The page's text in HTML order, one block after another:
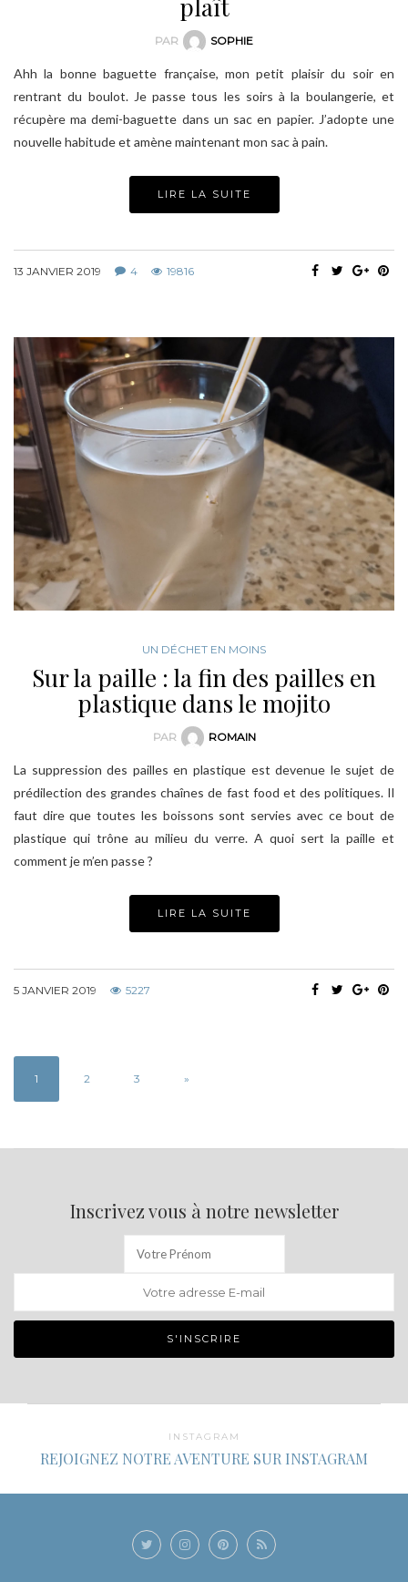
plaît
PAR SOPHIE
Ahh la bonne baguette française, mon petit plaisir du soir en
rentrant du boulot. Je passe tous les soirs à la boulangerie, et
récupère ma demi-baguette dans un sac en papier. J’adopte une
nouvelle habitude et amène maintenant mon sac à pain.
LIRE LA SUITE
13 JANVIER 2019 4 19816
UN DÉCHET EN MOINS
Sur la paille : la fin des pailles en
plastique dans le mojito
PAR ROMAIN
La suppression des pailles en plastique est devenue le sujet de
prédilection des grandes chaînes de fast food et des politiques. Il
faut dire que toutes les boissons sont servies avec ce bout de
plastique qui trône au milieu du verre. A quoi sert la paille et
comment je m’en passe ?
LIRE LA SUITE
5 JANVIER 2019 5227
1 2 3 »
Inscrivez vous à notre newsletter
INSTAGRAM
REJOIGNEZ NOTRE AVENTURE SUR INSTAGRAM